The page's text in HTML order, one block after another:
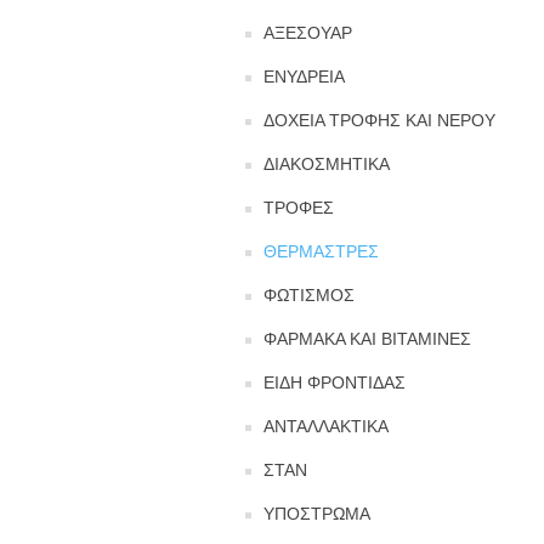
ΑΞΕΣΟΥΑΡ
ΕΝΥΔΡΕΙΑ
ΔΟΧΕΙΑ ΤΡΟΦΗΣ ΚΑΙ ΝΕΡΟΥ
ΔΙΑΚΟΣΜΗΤΙΚΑ
ΤΡΟΦΕΣ
ΘΕΡΜΑΣΤΡΕΣ
ΦΩΤΙΣΜΟΣ
ΦΑΡΜΑΚΑ ΚΑΙ ΒΙΤΑΜΙΝΕΣ
ΕΙΔΗ ΦΡΟΝΤΙΔΑΣ
ΑΝΤΑΛΛΑΚΤΙΚΑ
ΣΤΑΝ
ΥΠΟΣΤΡΩΜΑ